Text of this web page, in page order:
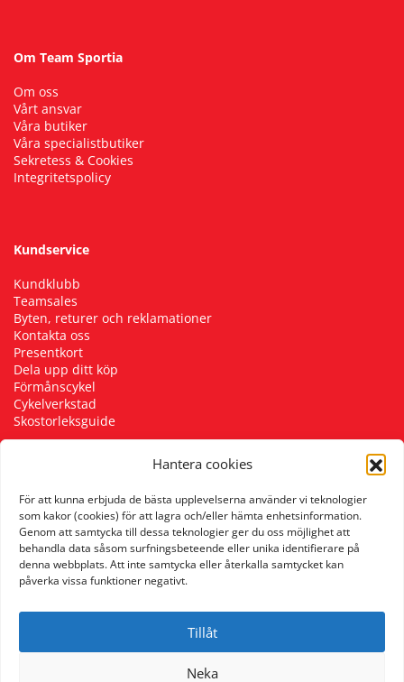
Hantera cookies
För att kunna erbjuda de bästa upplevelserna använder vi teknologier
som kakor (cookies) för att lagra och/eller hämta enhetsinformation.
Genom att samtycka till dessa teknologier ger du oss möjlighet att
behandla data såsom surfningsbeteende eller unika identifierare på
denna webbplats. Att inte samtycka eller återkalla samtycket kan
påverka vissa funktioner negativt.
Tillåt
Neka
Om Team Sportia
Om oss
Vårt ansvar
Våra butiker
Våra specialistbutiker
Sekretess & Cookies
Integritetspolicy
Kundservice
Kundklubb
Teamsales
Byten, returer och reklamationer
Kontakta oss
Presentkort
Dela upp ditt köp
Förmånscykel
Cykelverkstad
Skostorleksguide
Följ oss